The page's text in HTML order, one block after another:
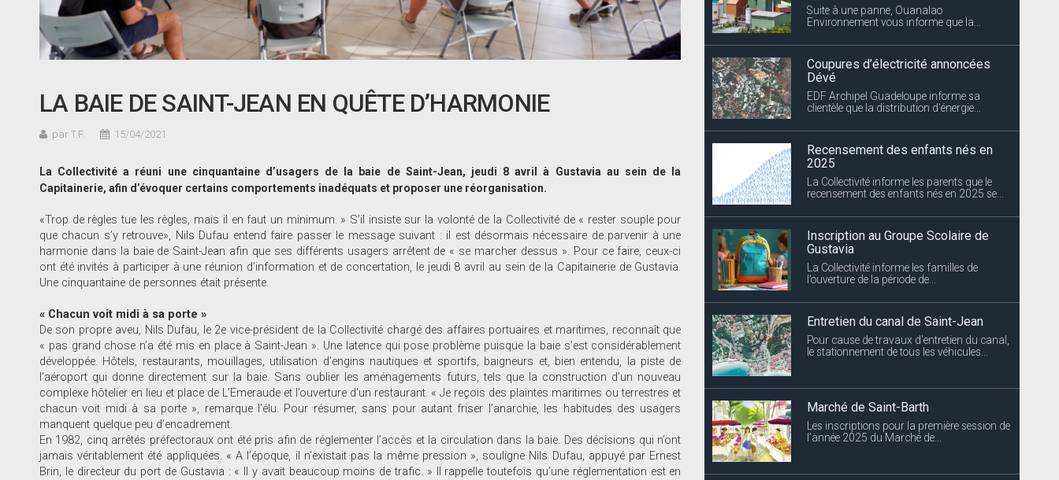
LA BAIE DE SAINT-JEAN EN QUÊTE D’HARMONIE
par T.F. 15/04/2021
La Collectivité a réuni une cinquantaine d’usagers de la baie de Saint-Jean, jeudi 8 avril à Gustavia au sein de la
Capitainerie, afin d’évoquer certains comportements inadéquats et proposer une réorganisation.
«Trop de règles tue les règles, mais il en faut un minimum. » S’il insiste sur la volonté de la Collectivité de « rester souple pour
que chacun s’y retrouve», Nils Dufau entend faire passer le message suivant : il est désormais nécessaire de parvenir à une
harmonie dans la baie de Saint-Jean afin que ses différents usagers arrêtent de « se marcher dessus ». Pour ce faire, ceux-ci
ont été invités à participer à une réunion d’information et de concertation, le jeudi 8 avril au sein de la Capitainerie de Gustavia.
Une cinquantaine de personnes était présente.
« Chacun voit midi à sa porte »
De son propre aveu, Nils Dufau, le 2e vice-président de la Collectivité chargé des affaires portuaires et maritimes, reconnaît que
« pas grand chose n’a été mis en place à Saint-Jean ». Une latence qui pose problème puisque la baie s’est considérablement
développée. Hôtels, restaurants, mouillages, utilisation d’engins nautiques et sportifs, baigneurs et, bien entendu, la piste de
l’aéroport qui donne directement sur la baie. Sans oublier les aménagements futurs, tels que la construction d’un nouveau
complexe hôtelier en lieu et place de L’Emeraude et l’ouverture d’un restaurant. « Je reçois des plaintes maritimes ou terrestres et
chacun voit midi à sa porte », remarque l’élu. Pour résumer, sans pour autant friser l’anarchie, les habitudes des usagers
manquent quelque peu d’encadrement.
En 1982, cinq arrêtés préfectoraux ont été pris afin de réglementer l’accès et la circulation dans la baie. Des décisions qui n’ont
jamais véritablement été appliquées. « A l’époque, il n’existait pas la même pression », souligne Nils Dufau, appuyé par Ernest
Brin, le directeur du port de Gustavia : « Il y avait beaucoup moins de trafic. » Il rappelle toutefois qu’une réglementation est en
Suite à une panne, Ouanalao
Environnement vous informe que la...
Coupures d’électricité annoncées
Dévé
EDF Archipel Guadeloupe informe sa
clientèle que la distribution d’énergie...
Recensement des enfants nés en
2025
La Collectivité informe les parents que le
recensement des enfants nés en 2025 se...
Inscription au Groupe Scolaire de
Gustavia
La Collectivité informe les familles de
l’ouverture de la période de...
Entretien du canal de Saint-Jean
Pour cause de travaux d’entretien du canal,
le stationnement de tous les véhicules...
Marché de Saint-Barth
Les inscriptions pour la première session de
l’année 2025 du Marché de...